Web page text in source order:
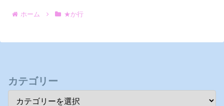
ホーム ★か行
カテゴリー